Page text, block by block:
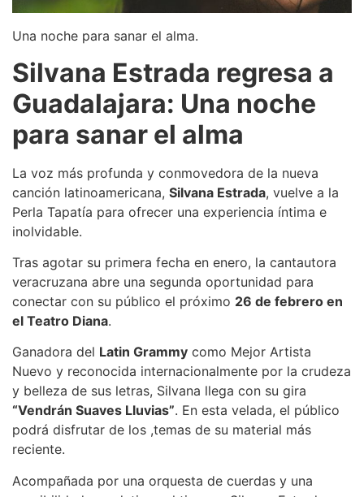
Una noche para sanar el alma.
Silvana Estrada regresa a
Guadalajara: Una noche
para sanar el alma
La voz más profunda y conmovedora de la nueva
canción latinoamericana, Silvana Estrada, vuelve a la
Perla Tapatía para ofrecer una experiencia íntima e
inolvidable.
Tras agotar su primera fecha en enero, la cantautora
veracruzana abre una segunda oportunidad para
conectar con su público el próximo 26 de febrero en
el Teatro Diana.
Ganadora del Latin Grammy como Mejor Artista
Nuevo y reconocida internacionalmente por la crudeza
y belleza de sus letras, Silvana llega con su gira
“Vendrán Suaves Lluvias”. En esta velada, el público
podrá disfrutar de los ,temas de su material más
reciente.
Acompañada por una orquesta de cuerdas y una